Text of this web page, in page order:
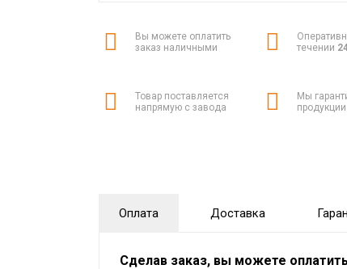
Вы можете оплатить
заказ наличными
течении
Товар поставляется
напрямую с завода
Мы
продукции
Оплата Доставка
Сделав заказ, вы можете